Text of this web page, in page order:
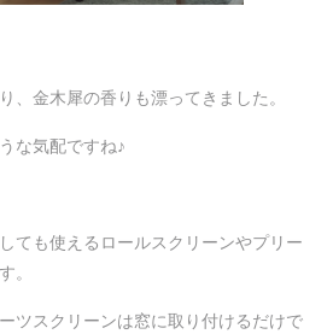
、金木犀の香りも漂ってきました。
な気配ですね♪
ても使えるロールスクリーンやプリー
。
ツスクリーンは窓に取り付けるだけで